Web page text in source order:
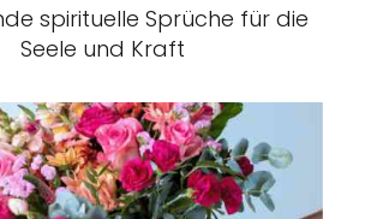
spirituelle Sprüche für die
Seele und Kraft